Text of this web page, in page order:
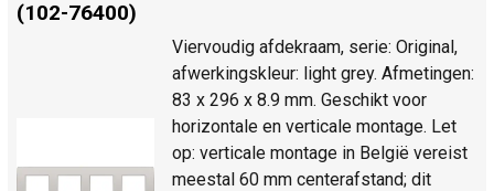
(102-76400)
Viervoudig afdekraam, serie: Original,
afwerkingskleur: light grey. Afmetingen:
83 x 296 x 8.9 mm. Geschikt voor
horizontale en verticale montage. Let
op: verticale montage in België vereist
meestal 60 mm centerafstand; dit